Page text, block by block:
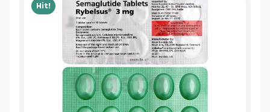
Hit!